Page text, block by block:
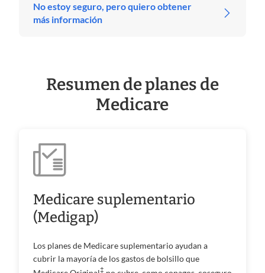
No estoy seguro, pero quiero obtener
más información
Resumen de planes de
Medicare
Medicare suplementario
(Medigap)
Los planes de Medicare suplementario ayudan a
cubrir la mayoría de los gastos de bolsillo que
‡